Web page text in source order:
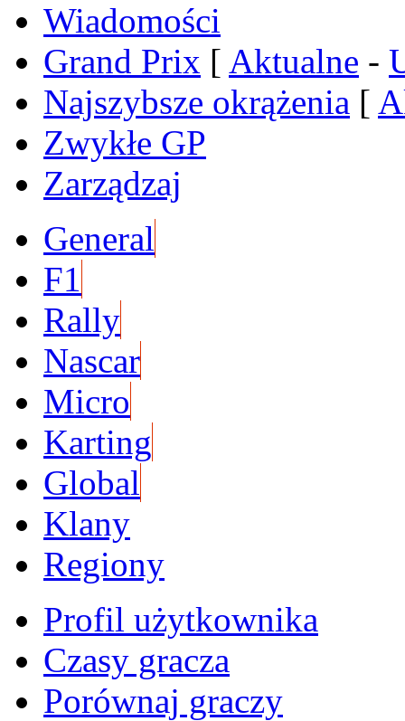
Wiadomości
Grand Prix [ Aktualne -
Najszybsze okrążenia [
Zwykłe GP
Zarządzaj
General
F1
Rally
Nascar
Micro
Karting
Global
Klany
Regiony
Profil użytkownika
Czasy gracza
Porównaj graczy